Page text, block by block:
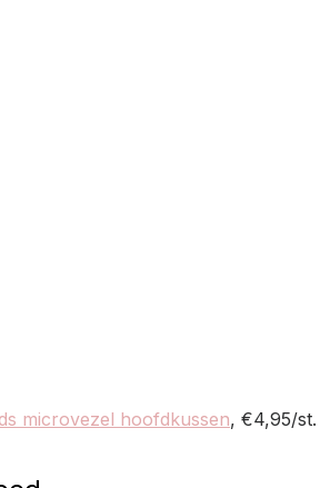
microvezel hoofdkussen, €4,95/st.